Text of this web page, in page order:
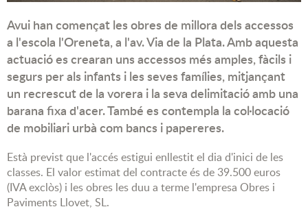
Avui han començat les obres de millora dels accessos
a l'escola l'Oreneta, a l'av. Via de la Plata. Amb aquesta
actuació es crearan uns accessos més amples, fàcils i
segurs per als infants i les seves famílies, mitjançant
un recrescut de la vorera i la seva delimitació amb una
barana fixa d'acer. També es contempla la col·locació
de mobiliari urbà com bancs i papereres.
Està previst que l'accés estigui enllestit el dia d'inici de les
classes. El valor estimat del contracte és de 39.500 euros
(IVA exclòs) i les obres les duu a terme l'empresa Obres i
Paviments Llovet, SL.